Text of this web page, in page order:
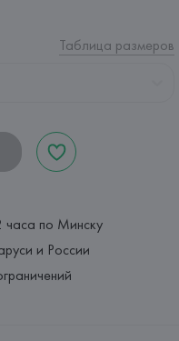
Таблица размеров
часа по Минску
и России